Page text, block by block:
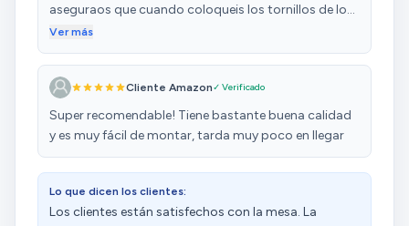
aseguraos que cuando coloqueis los tornillos de los
paneles del centro no apretadlo al maximo,
se puede hacer dificil encajar.
Ver más
Cliente Amazon✓ Verificado
Super recomendable! Tiene bastante buena calidad
y es muy fácil de montar, tarda muy poco en llegar
Lo que dicen los clientes:
Los clientes están satisfechos con la mesa. La